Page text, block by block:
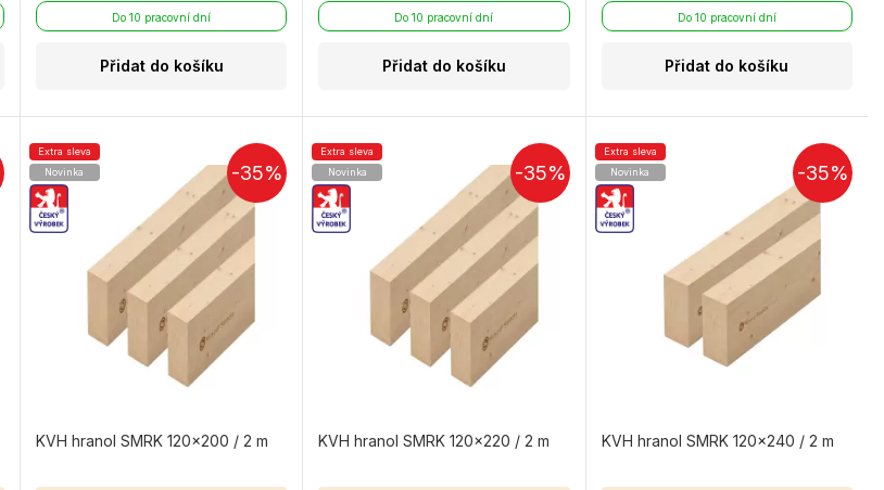
Do 10 pracovní dní
Přidat do košíku
Do 10 pracovní dní
Přidat do košíku
Do 10 pracovní dní
Přidat do košíku
-35%
Extra sleva
Novinka
KVH hranol SMRK 120×200 / 2 m
-35%
Extra sleva
Novinka
KVH hranol SMRK 120×220 / 2 m
-35%
Extra sleva
Novinka
KVH hranol SMRK 120×240 / 2 m